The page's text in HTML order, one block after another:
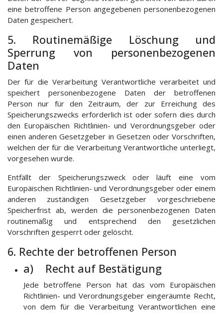
eine betroffene Person angegebenen personenbezogenen
Daten gespeichert.
5. Routinemäßige Löschung und
Sperrung von personenbezogenen
Daten
Der für die Verarbeitung Verantwortliche verarbeitet und
speichert personenbezogene Daten der betroffenen
Person nur für den Zeitraum, der zur Erreichung des
Speicherungszwecks erforderlich ist oder sofern dies durch
den Europäischen Richtlinien- und Verordnungsgeber oder
einen anderen Gesetzgeber in Gesetzen oder Vorschriften,
welchen der für die Verarbeitung Verantwortliche unterliegt,
vorgesehen wurde.
Entfällt der Speicherungszweck oder läuft eine vom
Europäischen Richtlinien- und Verordnungsgeber oder einem
anderen zuständigen Gesetzgeber vorgeschriebene
Speicherfrist ab, werden die personenbezogenen Daten
routinemäßig und entsprechend den gesetzlichen
Vorschriften gesperrt oder gelöscht.
6. Rechte der betroffenen Person
a) Recht auf Bestätigung
Jede betroffene Person hat das vom Europäischen
Richtlinien- und Verordnungsgeber eingeräumte Recht,
von dem für die Verarbeitung Verantwortlichen eine